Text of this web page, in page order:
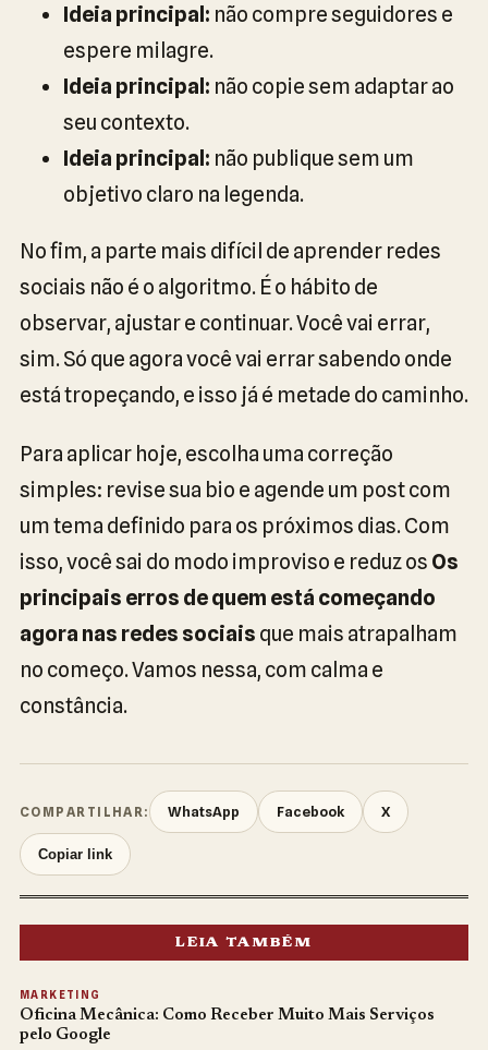
Ideia principal: não compre seguidores e
espere milagre.
Ideia principal: não copie sem adaptar ao
seu contexto.
Ideia principal: não publique sem um
objetivo claro na legenda.
No fim, a parte mais difícil de aprender redes
sociais não é o algoritmo. É o hábito de
observar, ajustar e continuar. Você vai errar,
sim. Só que agora você vai errar sabendo onde
está tropeçando, e isso já é metade do caminho.
Para aplicar hoje, escolha uma correção
simples: revise sua bio e agende um post com
um tema definido para os próximos dias. Com
isso, você sai do modo improviso e reduz os Os
principais erros de quem está começando
agora nas redes sociais que mais atrapalham
no começo. Vamos nessa, com calma e
constância.
COMPARTILHAR: WhatsApp Facebook X
Copiar link
LEIA TAMBÉM
MARKETING
Oficina Mecânica: Como Receber Muito Mais Serviços
pelo Google